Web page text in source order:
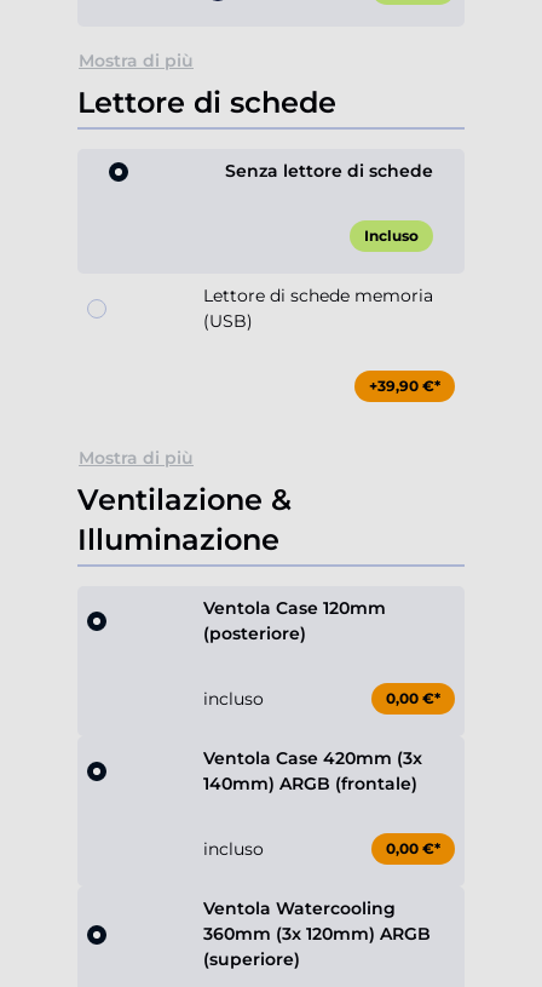
Mostra di più
Lettore di schede
Senza lettore di schede
Incluso
Lettore di schede memoria
(USB)
+39,90 €*
Mostra di più
Ventilazione &
Illuminazione
Ventola Case 120mm
(posteriore)
incluso 0,00 €*
Ventola Case 420mm (3x
140mm) ARGB (frontale)
incluso 0,00 €*
Ventola Watercooling
360mm (3x 120mm) ARGB
(superiore)